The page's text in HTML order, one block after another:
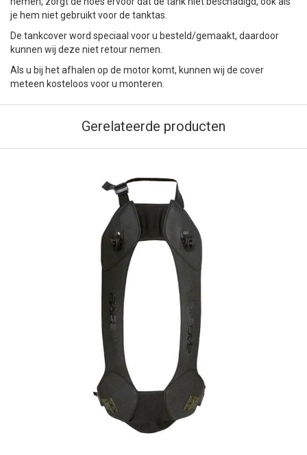
je hem niet gebruikt voor de tanktas.
De tankcover word speciaal voor u besteld/gemaakt, daardoor
kunnen wij deze niet retour nemen.
Als u bij het afhalen op de motor komt, kunnen wij de cover
meteen kosteloos voor u monteren.
Gerelateerde producten